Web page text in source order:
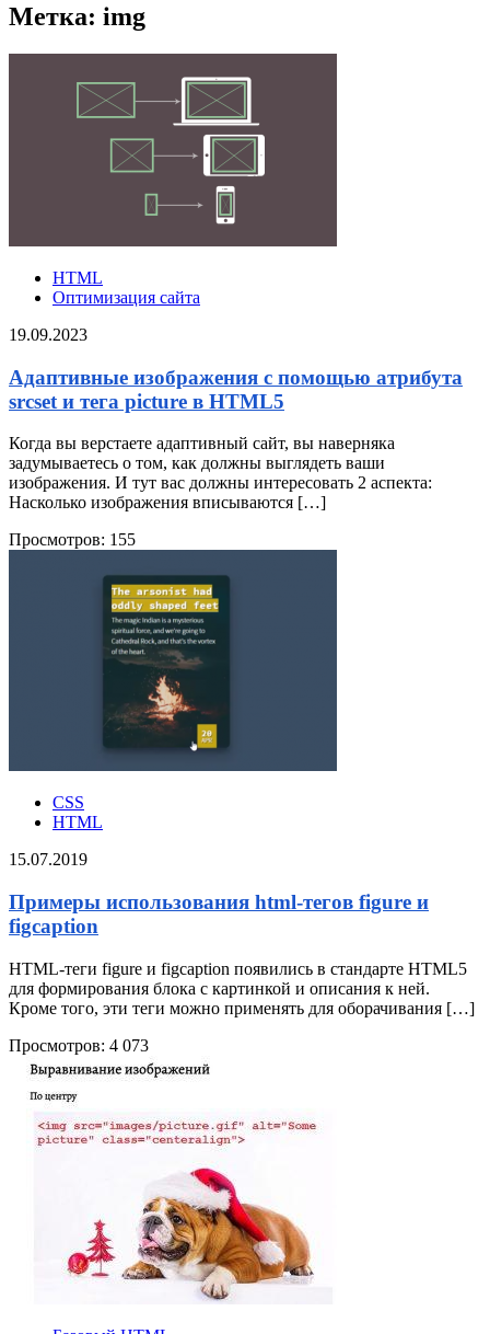
Метка: img
HTML
Оптимизация сайта
19.09.2023
Адаптивные изображения с помощью атрибута
srcset и тега picture в HTML5
Когда вы верстаете адаптивный сайт, вы наверняка
задумываетесь о том, как должны выглядеть ваши
изображения. И тут вас должны интересовать 2 аспекта:
Насколько изображения вписываются […]
Просмотров: 155
CSS
HTML
15.07.2019
Примеры использования html-тегов figure и
figcaption
HTML-теги figure и figcaption появились в стандарте HTML5
для формирования блока с картинкой и описания к ней.
Кроме того, эти теги можно применять для оборачивания […]
Просмотров: 4 073